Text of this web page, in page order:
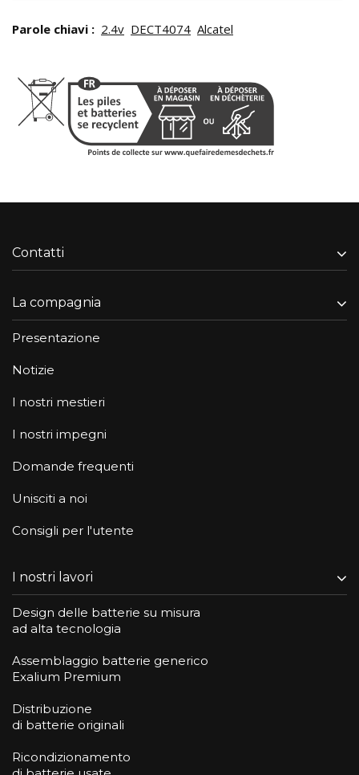
Parole chiavi : 2.4v DECT4074 Alcatel
Contatti
La compagnia
Presentazione
Notizie
I nostri mestieri
I nostri impegni
Domande frequenti
Unisciti a noi
Consigli per l'utente
I nostri lavori
Design delle batterie su misura
ad alta tecnologia
Assemblaggio batterie generico
Exalium Premium
Distribuzione
di batterie originali
Ricondizionamento